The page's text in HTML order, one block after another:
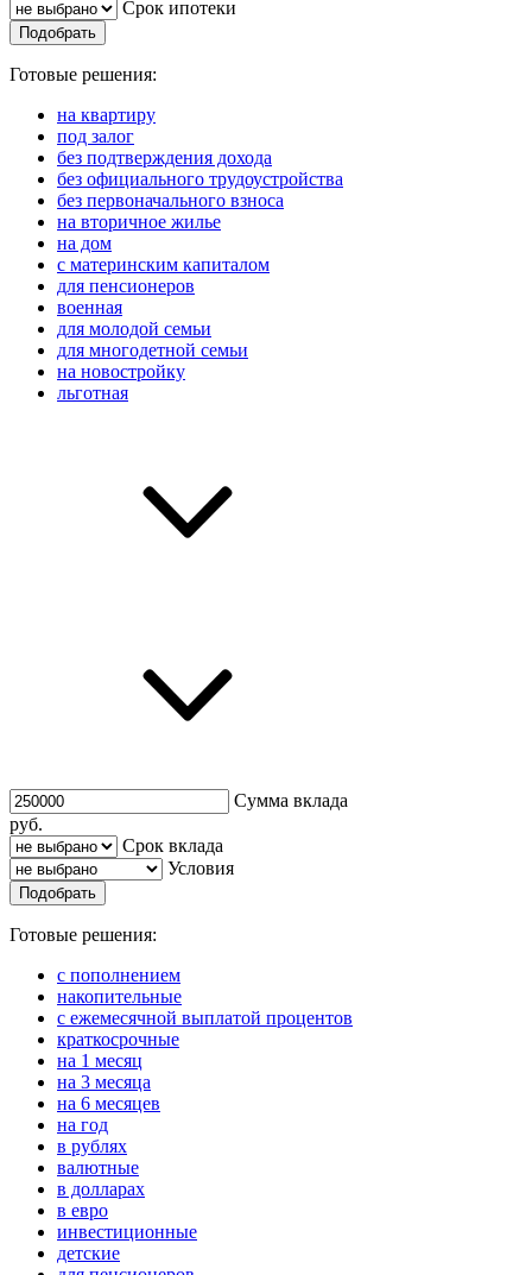
Срок ипотеки
Подобрать
Готовые решения:
на квартиру
под залог
без подтверждения дохода
без официального трудоустройства
без первоначального взноса
на вторичное жилье
на дом
с материнским капиталом
для пенсионеров
военная
для молодой семьи
для многодетной семьи
на новостройку
льготная
Сумма вклада
руб.
Срок вклада
Условия
Подобрать
Готовые решения:
с пополнением
накопительные
с ежемесячной выплатой процентов
краткосрочные
на 1 месяц
на 3 месяца
на 6 месяцев
на год
в рублях
валютные
в долларах
в евро
инвестиционные
детские